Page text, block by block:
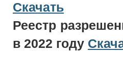
Скачать
Реестр
в 2022 году